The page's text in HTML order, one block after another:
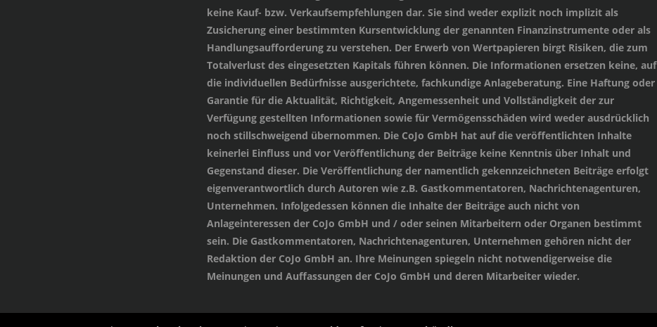
keine Kauf- bzw. Verkaufsempfehlungen dar. Sie sind weder explizit noch implizit als
Zusicherung einer bestimmten Kursentwicklung der genannten Finanzinstrumente oder als
Handlungsaufforderung zu verstehen. Der Erwerb von Wertpapieren birgt Risiken, die zum
Totalverlust des eingesetzten Kapitals führen können. Die Informationen ersetzen keine, auf
die individuellen Bedürfnisse ausgerichtete, fachkundige Anlageberatung. Eine Haftung oder
Garantie für die Aktualität, Richtigkeit, Angemessenheit und Vollständigkeit der zur
Verfügung gestellten Informationen sowie für Vermögensschäden wird weder ausdrücklich
noch stillschweigend übernommen. Die CoJo GmbH hat auf die veröffentlichten Inhalte
keinerlei Einfluss und vor Veröffentlichung der Beiträge keine Kenntnis über Inhalt und
Gegenstand dieser. Die Veröffentlichung der namentlich gekennzeichneten Beiträge erfolgt
eigenverantwortlich durch Autoren wie z.B. Gastkommentatoren, Nachrichtenagenturen,
Unternehmen. Infolgedessen können die Inhalte der Beiträge auch nicht von
Anlageinteressen der CoJo GmbH und / oder seinen Mitarbeitern oder Organen bestimmt
sein. Die Gastkommentatoren, Nachrichtenagenturen, Unternehmen gehören nicht der
Redaktion der CoJo GmbH an. Ihre Meinungen spiegeln nicht notwendigerweise die
Meinungen und Auffassungen der CoJo GmbH und deren Mitarbeiter wieder.